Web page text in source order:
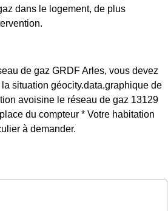
dans le logement, de plus
de gaz GRDF Arles, vous devez
situation géocity.data.graphique de
avoisine le réseau de gaz 13129
du compteur * Votre habitation
à demander.